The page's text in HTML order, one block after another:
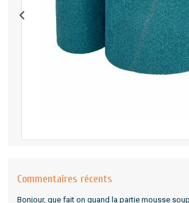
Commentaires récents
Bonjour, que fait on quand la partie mousse